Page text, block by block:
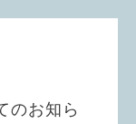
お知ら